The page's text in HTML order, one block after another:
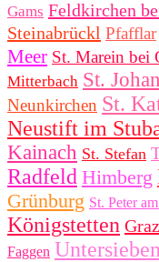
Gams Feldkirchen
Steinabrückl Pfafflar
Meer St. Marein bei
Mitterbach St.
Neunkirchen St.
Neustift im
Kainach St. Stefan
Radfeld Himberg
Grünburg St. Peter
Königstetten
Faggen